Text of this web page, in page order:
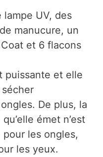
lampe UV, des
manucure, un
et 6 flacons
puissante et elle
De plus, la
émet n’est
pour les ongles,
les yeux.